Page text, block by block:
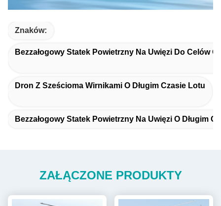
Znaków:
Bezzałogowy Statek Powietrzny Na Uwięzi Do Celów
Dron Z Sześcioma Wirnikami O Długim Czasie Lotu
Bezzałogowy Statek Powietrzny Na Uwięzi O Długim
ZAŁĄCZONE PRODUKTY